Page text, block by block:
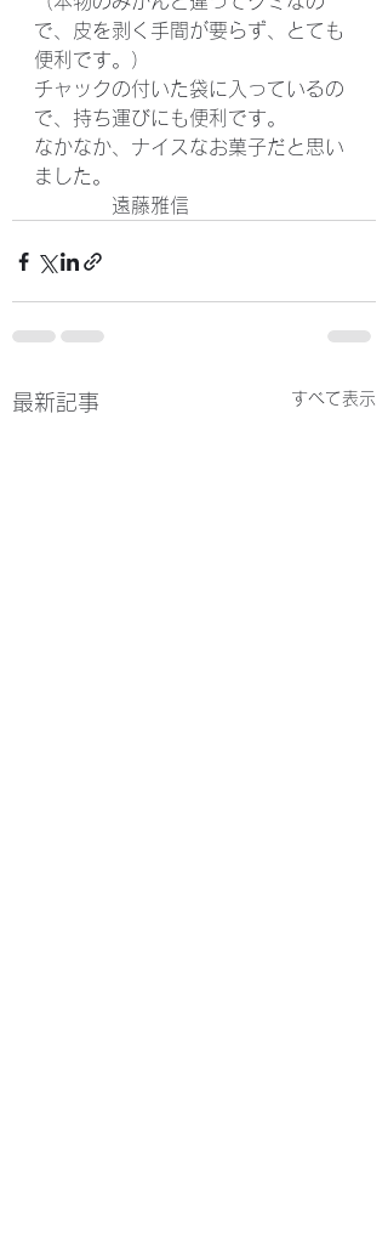
で、皮を剥く手間が要らず、とても
便利です。）
チャックの付いた袋に入っているの
で、持ち運びにも便利です。
なかなか、ナイスなお菓子だと思い
ました。
遠藤雅信
最新記事 すべて表示